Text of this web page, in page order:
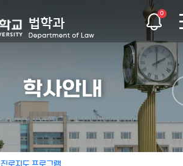
0
학사안내
진로지도 프로그램